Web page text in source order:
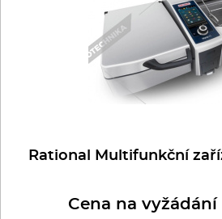
Kávovary
Řeznické stroje
Konvektomaty/Pece
MULTIFUNKČNÍ ZAŘÍZENÍ -
RM GASTRO
JONI
Rational Multifunkční
Cena na vyžádání